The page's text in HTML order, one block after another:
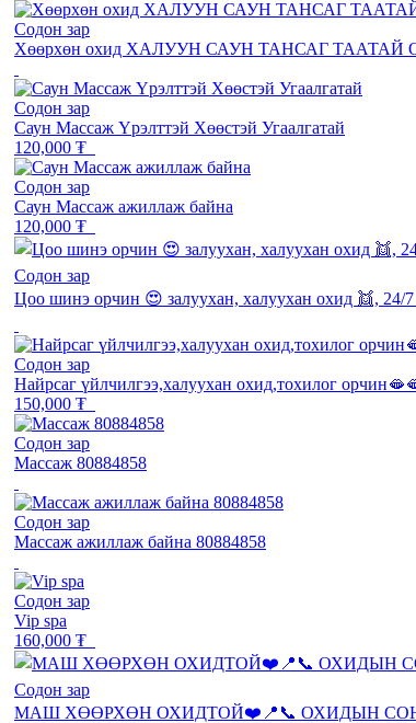
Содон зар
Хөөрхөн охид ХАЛУУН САУН ТАНСАГ
Содон зар
Саун Массаж Үрэлттэй Хөөстэй Угаалгатай
120,000 ₮
Содон зар
Саун Массаж ажиллаж байна
120,000 ₮
Содон зар
Цоо шинэ орчин 😍 залуухан, халуухан охид 👯,
Содон зар
Найрсаг үйлчилгээ,халуухан охид,тохилог
150,000 ₮
Содон зар
Массаж 80884858
Содон зар
Массаж ажиллаж байна 80884858
Содон зар
Vip spa
160,000 ₮
Содон зар
МАШ ХӨӨРХӨН ОХИДТОЙ❤️📍📞 ОХИДЫН